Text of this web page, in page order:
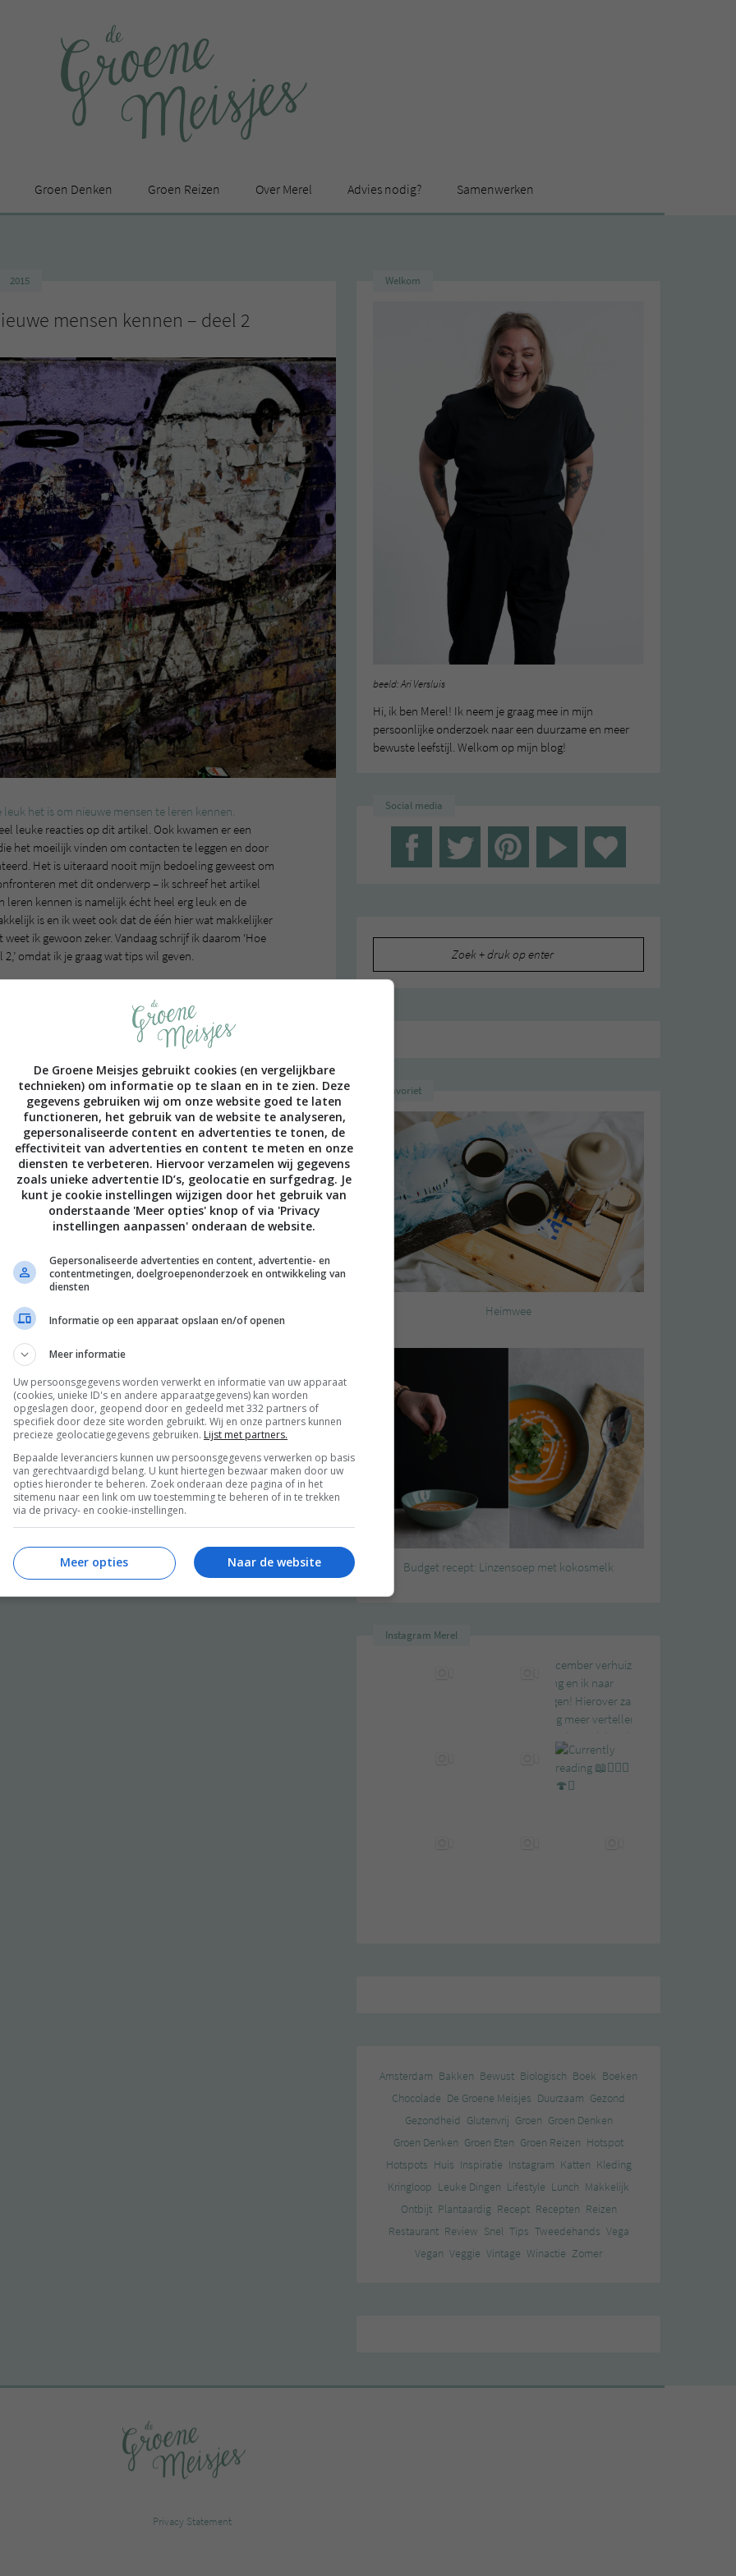
Groen Denken Groen Reizen Over Merel Advies nodig? Samenwerken
2015
mensen kennen – deel 2
het is om nieuwe mensen te leren kennen.
leuke reacties op dit artikel. Ook kwamen er een
het moeilijk vinden om contacten te leggen en door
Het is uiteraard nooit mijn bedoeling geweest om
met dit onderwerp – ik schreef het artikel
kennen is namelijk écht heel erg leuk en de
is en ik weet ook dat de één hier wat makkelijker
ik gewoon zeker. Vandaag schrijf ik daarom ‘Hoe
omdat ik je graag wat tips wil geven.
| NEXT PAGE »
Welkom
beeld: Ari Versluis
Hi, ik ben Merel! Ik neem je graag mee in mijn
persoonlijke onderzoek naar een duurzame en meer
bewuste leefstijl. Welkom op mijn blog!
Social media
Favoriet
Heimwee
Budget recept: Linzensoep met kokosmelk
Instagram Merel
Amsterdam Bakken Bewust Biologisch Boek Boeken
Chocolade De Groene Meisjes Duurzaam Gezond
Gezondheid Glutenvrij Groen Groen Denken
Groen Denken Groen Eten Groen Reizen Hotspot
Hotspots Huis Inspiratie Instagram Katten Kleding
Kringloop Leuke Dingen Lifestyle Lunch Makkelijk
Ontbijt Plantaardig Recept Recepten Reizen
Restaurant Review Snel Tips Tweedehands Vega
Vegan Veggie Vintage Winactie Zomer
Privacy Statement
De Groene Meisjes gebruikt cookies (en vergelijkbare
technieken) om informatie op te slaan en in te zien. Deze
gegevens gebruiken wij om onze website goed te laten
functioneren, het gebruik van de website te analyseren,
gepersonaliseerde content en advertenties te tonen, de
effectiviteit van advertenties en content te meten en onze
diensten te verbeteren. Hiervoor verzamelen wij gegevens
zoals unieke advertentie ID’s, geolocatie en surfgedrag. Je
kunt je cookie instellingen wijzigen door het gebruik van
onderstaande 'Meer opties' knop of via 'Privacy
instellingen aanpassen' onderaan de website.
Gepersonaliseerde advertenties en content, advertentie- en
contentmetingen, doelgroepenonderzoek en ontwikkeling van
diensten
Informatie op een apparaat opslaan en/of openen
Meer informatie
Uw persoonsgegevens worden verwerkt en informatie van uw apparaat
(cookies, unieke ID's en andere apparaatgegevens) kan worden
opgeslagen door, geopend door en gedeeld met 332 partners of
specifiek door deze site worden gebruikt. Wij en onze partners kunnen
precieze geolocatiegegevens gebruiken. Lijst met partners.
Bepaalde leveranciers kunnen uw persoonsgegevens verwerken op basis
van gerechtvaardigd belang. U kunt hiertegen bezwaar maken door uw
opties hieronder te beheren. Zoek onderaan deze pagina of in het
sitemenu naar een link om uw toestemming te beheren of in te trekken
via de privacy- en cookie-instellingen.
Naar de website
Meer opties